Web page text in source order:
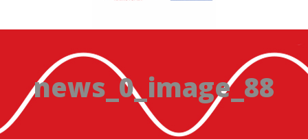
news_0_image_88